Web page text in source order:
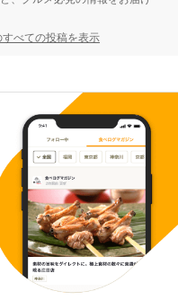
すべての投稿を表示